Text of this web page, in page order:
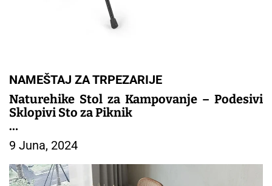
NAMEŠTAJ ZA TRPEZARIJE
Naturehike Stol za Kampovanje – Podesivi
Sklopivi Sto za Piknik
– TRPEZARIJSKI NAMESTAJ
9 Juna, 2024